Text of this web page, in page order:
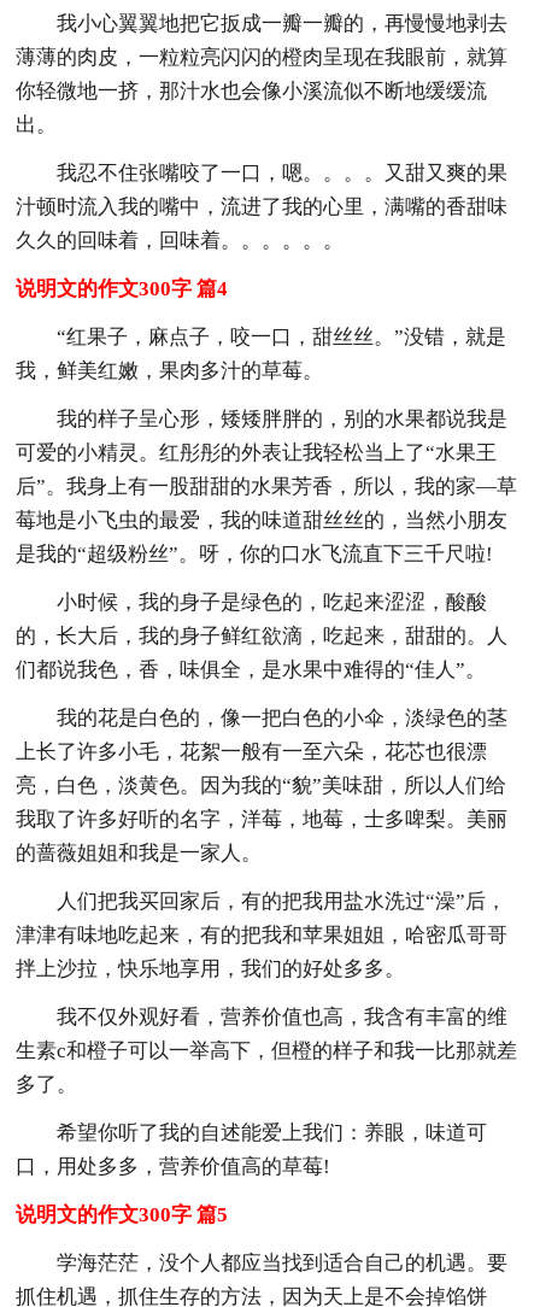
我小心翼翼地把它扳成一瓣一瓣的，再慢慢地剥去
薄薄的肉皮，一粒粒亮闪闪的橙肉呈现在我眼前，就算
你轻微地一挤，那汁水也会像小溪流似不断地缓缓流
出。
我忍不住张嘴咬了一口，嗯。。。。又甜又爽的果
汁顿时流入我的嘴中，流进了我的心里，满嘴的香甜味
久久的回味着，回味着。。。。。。
说明文的作文300字 篇4
“红果子，麻点子，咬一口，甜丝丝。”没错，就是
我，鲜美红嫩，果肉多汁的草莓。
我的样子呈心形，矮矮胖胖的，别的水果都说我是
可爱的小精灵。红彤彤的外表让我轻松当上了“水果王
后”。我身上有一股甜甜的水果芳香，所以，我的家—草
莓地是小飞虫的最爱，我的味道甜丝丝的，当然小朋友
是我的“超级粉丝”。呀，你的口水飞流直下三千尺啦!
小时候，我的身子是绿色的，吃起来涩涩，酸酸
的，长大后，我的身子鲜红欲滴，吃起来，甜甜的。人
们都说我色，香，味俱全，是水果中难得的“佳人”。
我的花是白色的，像一把白色的小伞，淡绿色的茎
上长了许多小毛，花絮一般有一至六朵，花芯也很漂
亮，白色，淡黄色。因为我的“貌”美味甜，所以人们给
我取了许多好听的名字，洋莓，地莓，士多啤梨。美丽
的蔷薇姐姐和我是一家人。
人们把我买回家后，有的把我用盐水洗过“澡”后，
津津有味地吃起来，有的把我和苹果姐姐，哈密瓜哥哥
拌上沙拉，快乐地享用，我们的好处多多。
我不仅外观好看，营养价值也高，我含有丰富的维
生素c和橙子可以一举高下，但橙的样子和我一比那就差
多了。
希望你听了我的自述能爱上我们：养眼，味道可
口，用处多多，营养价值高的草莓!
说明文的作文300字 篇5
学海茫茫，没个人都应当找到适合自己的机遇。要
抓住机遇，抓住生存的方法，因为天上是不会掉馅饼